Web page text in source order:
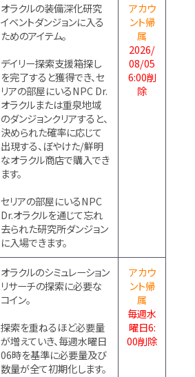
オラクルの装備深化研究
イベントダンジョンに入る
ためのアイテム。
デイリー探索支援箱探し
を完了すると獲得でき、セ
リアの部屋にいるNPC Dr.
オラクルまたは重泉地域
のダンジョンクリアすると、
決められた確率に応じて
出現する、ぼやけた/鮮明
なオラクル商店で購入でき
ます。
セリアの部屋にいるNPC
Dr.オラクルを通じて忘れ
去られた研究所ダンジョン
に入場できます。
アカウ
ント帰
属
2026/
08/05
6:00削
除
オラクルのシミュレーション
リサーチの探索に必要な
コイン。
探索を重ねるほど必要量
が増えていき、毎週水曜日
06時を基準に必要量及び
数量が全て初期化します。
アカウ
ント帰
属
毎週水
曜日6:
00削除